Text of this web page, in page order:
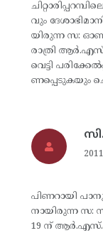
വും
യിരുന്ന സ:
രാത്രി
വെട്ടി
ണപ്പെടുകയും
പിണറായി
നായിരുന്ന സ:
19 ന്